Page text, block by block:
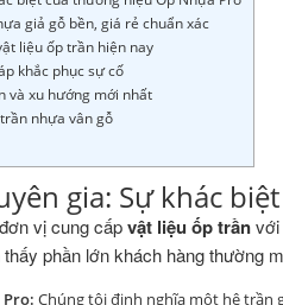
giả gỗ bền, giá rẻ chuẩn xác
liệu ốp trần hiện nay
khắc phục sự cố
và xu hướng mới nhất
nhựa vân gỗ
gia: Sự khác
vị cung cấpvật liệu ốp trầnvới
phần lớn khách hàng thường
Chúng tôi định nghĩa một hệ trần